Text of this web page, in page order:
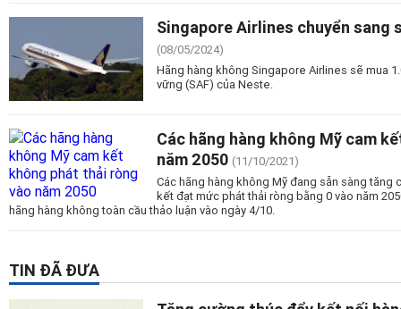
Singapore Airlines chuyển sang
(08/05/2024)
Hãng hàng không Singapore Airlines sẽ mua
vững (SAF) của Neste.
Các hãng hàng không Mỹ cam
năm 2050 (11/10/2021)
Các hãng hàng không Mỹ đang sẵn sàng
kết đạt mức phát thải ròng bằng 0 vào năm
hãng hàng không toàn cầu thảo luận vào ngày 4/10.
TIN ĐÃ ĐƯA